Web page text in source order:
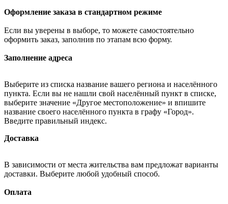
Оформление заказа в стандартном режиме
Если вы уверены в выборе, то можете самостоятельно
оформить заказ, заполнив по этапам всю форму.
Заполнение адреса
Выберите из списка название вашего региона и населённого
пункта. Если вы не нашли свой населённый пункт в списке,
выберите значение «Другое местоположение» и впишите
название своего населённого пункта в графу «Город».
Введите правильный индекс.
Доставка
В зависимости от места жительства вам предложат варианты
доставки. Выберите любой удобный способ.
Оплата